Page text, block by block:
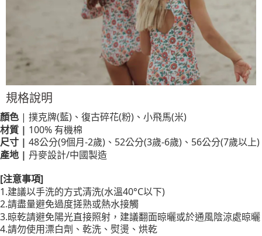
規格說明
顏色 | 撲克牌(藍)、復古碎花(粉)、小飛馬(米)
材質 | 100% 有機棉
尺寸 | 48公分(9個月-2歲)、52公分(3歲-6歲)、56公分(7歲以上)
產地 | 丹麥設計/中國製造
[注意事項]
1.建議以手洗的方式清洗(水溫40°C以下)
2.請盡量避免過度搓熟或熱水接觸
3.晾乾請避免陽光直接照射，建議翻面晾曬或於通風陰涼處晾曬
4.請勿使用漂白劑、乾洗、熨燙、烘乾